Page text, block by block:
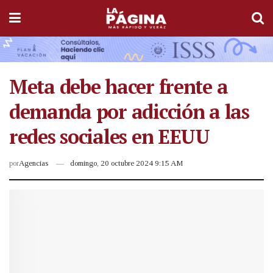
Meta debe hacer frente a
demanda por adicción a las
redes sociales en EEUU
porAgencias domingo, 20 octubre 2024 9:15 AM